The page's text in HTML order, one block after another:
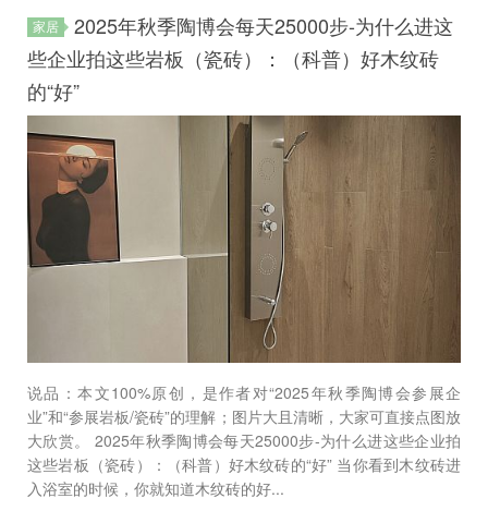
家居
2025年秋季陶博会每天25000步-为什么进这
些企业拍这些岩板（瓷砖）：（科普）好木纹砖
的“好”
说品：本文100%原创，是作者对“2025年秋季陶博会参展企
业”和“参展岩板/瓷砖”的理解；图片大且清晰，大家可直接点图放
大欣赏。 2025年秋季陶博会每天25000步-为什么进这些企业拍
这些岩板（瓷砖）：（科普）好木纹砖的“好” 当你看到木纹砖进
入浴室的时候，你就知道木纹砖的好...